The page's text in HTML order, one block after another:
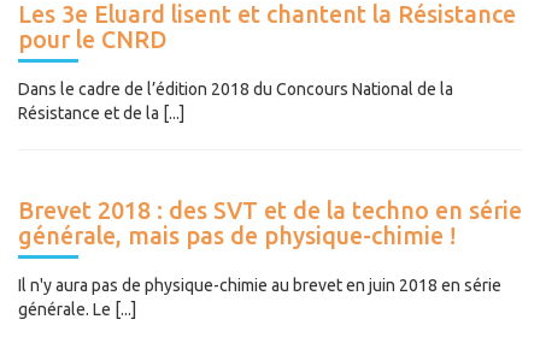
Les 3e Eluard lisent et chantent la Résistance
pour le CNRD
Dans le cadre de l’édition 2018 du Concours National de la
Résistance et de la [...]
Brevet 2018 : des SVT et de la techno en série
générale, mais pas de physique-chimie !
Il n'y aura pas de physique-chimie au brevet en juin 2018 en série
générale. Le [...]